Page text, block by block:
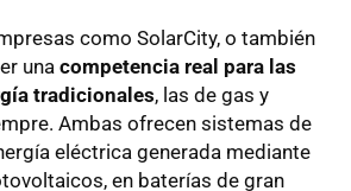
como SolarCity, o también
una competencia real para las
tradicionales, las de gas y
Ambas ofrecen sistemas de
eléctrica generada mediante
en baterías de gran